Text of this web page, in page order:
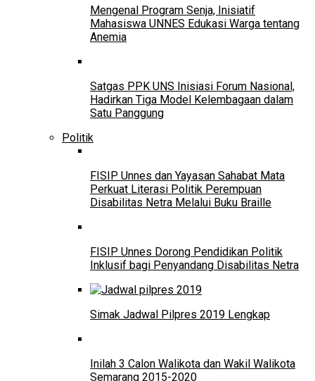
Mengenal Program Senja, Inisiatif
Mahasiswa UNNES Edukasi Warga tentang
Anemia
Satgas PPK UNS Inisiasi Forum Nasional,
Hadirkan Tiga Model Kelembagaan dalam
Satu Panggung
Politik
FISIP Unnes dan Yayasan Sahabat Mata
Perkuat Literasi Politik Perempuan
Disabilitas Netra Melalui Buku Braille
FISIP Unnes Dorong Pendidikan Politik
Inklusif bagi Penyandang Disabilitas Netra
Simak Jadwal Pilpres 2019 Lengkap
Inilah 3 Calon Walikota dan Wakil Walikota
Semarang 2015-2020